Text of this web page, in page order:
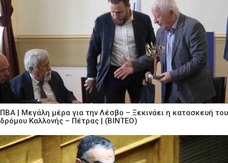
ΠΒΑ | Μεγάλη μέρα για την Λέσβο – Ξεκινάει η κατασκευή του
δρόμου Καλλονής – Πέτρας | (ΒΙΝΤΕΟ)